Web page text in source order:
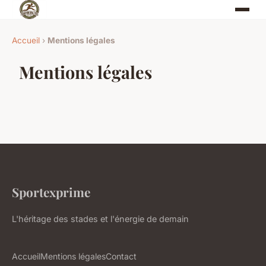
Accueil › Mentions légales
Mentions légales
Sportexprime
L'héritage des stades et l'énergie de demain
AccueilMentions légalesContact